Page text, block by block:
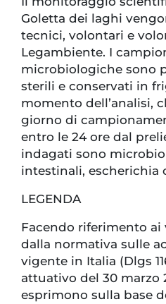
Goletta dei laghi
tecnici, volontari e
Legambiente. I
microbiologiche sono
sterili e conservati in
momento dell’analisi,
giorno di
entro le 24 ore dal
indagati sono
intestinali, escherichia
LEGENDA
Facendo riferimento
dalla normativa sulle
vigente in Italia (Dlgs
attuativo del 30 marzo
esprimono sulla base